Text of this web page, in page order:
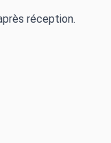
réception.